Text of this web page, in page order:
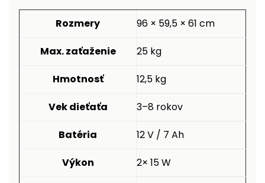
Rozmery 96 × 59,5 × 61 cm
Max. zaťaženie 25 kg
Hmotnosť 12,5 kg
Vek dieťaťa 3–8 rokov
Batéria 12 V / 7 Ah
Výkon 2× 15 W